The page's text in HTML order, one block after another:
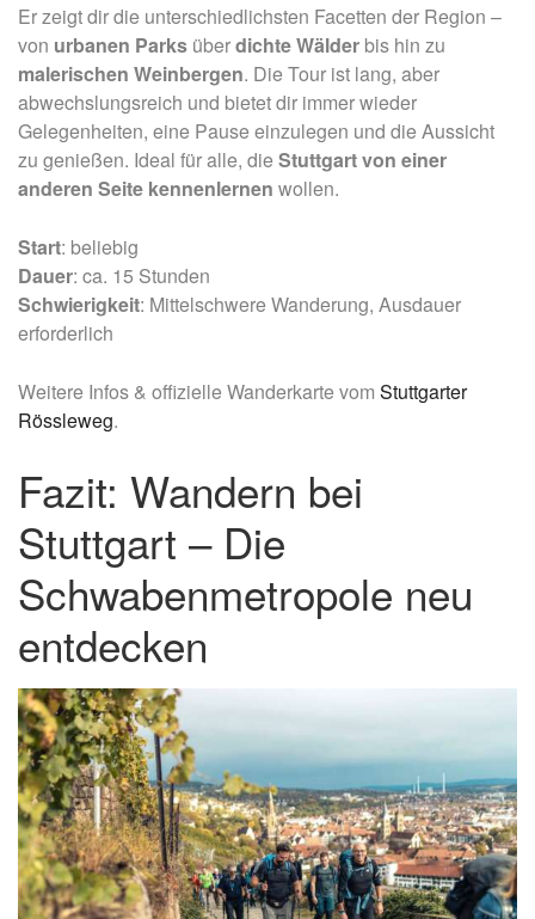
Er zeigt dir die unterschiedlichsten Facetten der Region –
von urbanen Parks überdichte Wälder bis hin zu
malerischen Weinbergen. Die Tour ist lang, aber
abwechslungsreich und bietet dir immer wieder
Gelegenheiten, eine Pause einzulegen und die Aussicht
zu genießen. Ideal für alle, die Stuttgart von einer
anderen Seite kennenlernen wollen.
Start: beliebig
Dauer: ca. 15 Stunden
Schwierigkeit: Mittelschwere Wanderung, Ausdauer
erforderlich
Weitere Infos & offizielle Wanderkarte vom Stuttgarter
Rössleweg.
Fazit: Wandern bei
Stuttgart – Die
Schwabenmetropole neu
entdecken